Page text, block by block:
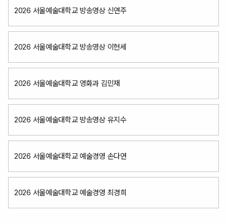
2026 서울예술대학교 방송영상 신연주
2026 서울예술대학교 방송영상 이현세
2026 서울예술대학교 영화과 김민재
2026 서울예술대학교 방송영상 유지수
2026 서울예술대학교 예술경영 손다연
2026 서울예술대학교 예술경영 최경희